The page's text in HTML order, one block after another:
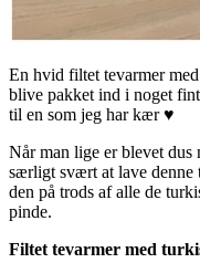
En hvid filtet tevarmer
blive pakket ind i noget
til en som jeg har kær ♥
Når man lige er blevet dus
særligt svært at lave denne
den på trods af alle de
pinde.
Filtet tevarmer med